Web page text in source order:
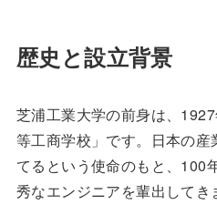
歴史と設立背景
芝浦工業大学の前身は、
等工商学校」です。日本の
てるという使命のもと、100
秀なエンジニアを輩出してき